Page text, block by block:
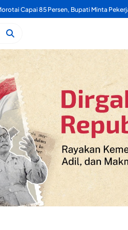
Capai 85 Persen, Bupati Minta